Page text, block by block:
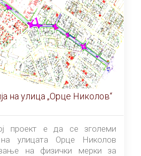
на улица „Орце Николов“
проект е да се зголеми
на улицата Орце Николов
на физички мерки за